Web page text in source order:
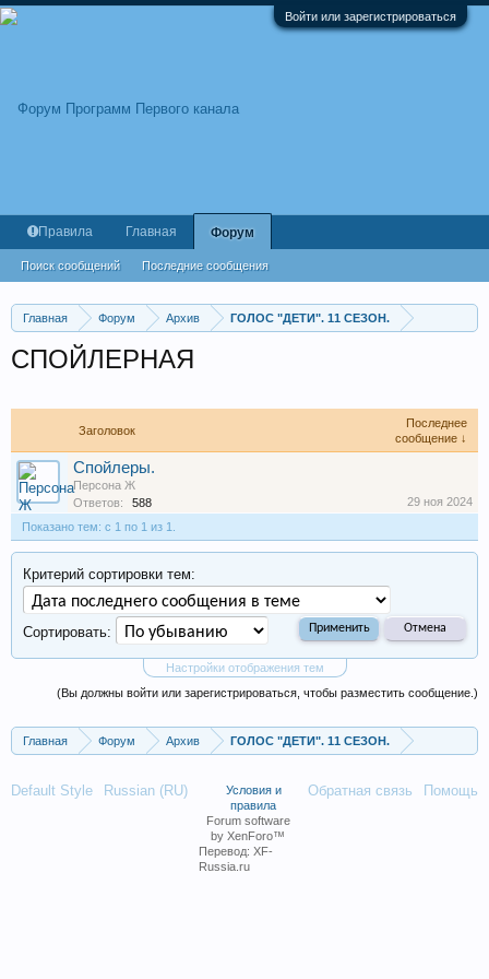
Войти или зарегистрироваться
Главная Форум Архив ГОЛОС "ДЕТИ". 11 СЕЗОН.
СПОЙЛЕРНАЯ
Заголовок
Последнее
сообщение ↓
Спойлеры.
Персона Ж
Ответов:
588
29 ноя 2024
Показано тем: с 1 по 1 из 1.
Настройки отображения тем
Критерий сортировки тем:
Сортировать:
(Вы должны войти или зарегистрироваться, чтобы разместить сообщение.)
Главная Форум Архив ГОЛОС "ДЕТИ". 11 СЕЗОН.
Правила Главная Форум
Поиск сообщений Последние сообщения
Default Style Russian (RU) Обратная связь Помощь
Условия и
правила
Forum software
by XenForo™
Перевод: XF-
Russia.ru